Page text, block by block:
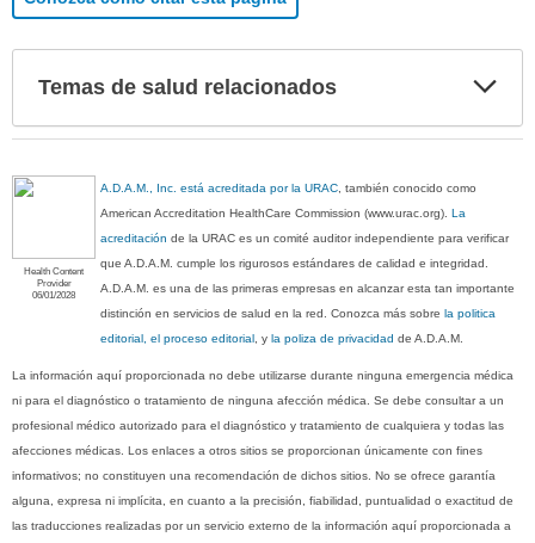
Temas de salud relacionados
Health Content
Provider
06/01/2028
A.D.A.M., Inc. está acreditada por la URAC, también conocido como
American Accreditation HealthCare Commission (www.urac.org).La
acreditación de la URAC es un comité auditor independiente para verificar
que A.D.A.M. cumple los rigurosos estándares de calidad e integridad.
A.D.A.M. es una de las primeras empresas en alcanzar esta tan importante
distinción en servicios de salud en la red. Conozca más sobrela politica
editorial, el proceso editorial, yla poliza de privacidad de A.D.A.M.
La información aquí proporcionada no debe utilizarse durante ninguna emergencia médica
ni para el diagnóstico o tratamiento de ninguna afección médica. Se debe consultar a un
profesional médico autorizado para el diagnóstico y tratamiento de cualquiera y todas las
afecciones médicas. Los enlaces a otros sitios se proporcionan únicamente con fines
informativos; no constituyen una recomendación de dichos sitios. No se ofrece garantía
alguna, expresa ni implícita, en cuanto a la precisión, fiabilidad, puntualidad o exactitud de
las traducciones realizadas por un servicio externo de la información aquí proporcionada a